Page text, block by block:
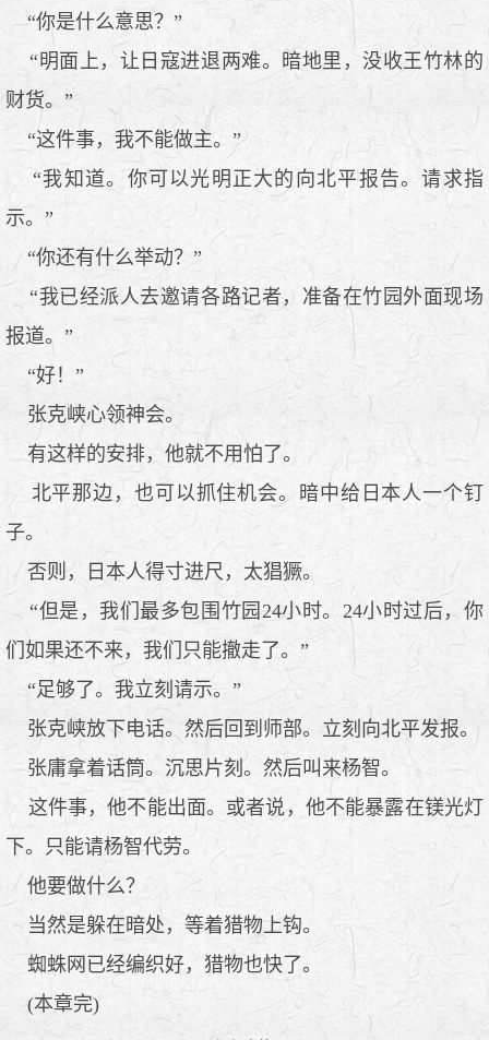
“你是什么意思？”
“明面上，让日寇进退两难。暗地里，没收王竹林的
财货。”
“这件事，我不能做主。”
“我知道。你可以光明正大的向北平报告。请求指
示。”
“你还有什么举动？”
“我已经派人去邀请各路记者，准备在竹园外面现场
报道。”
“好！”
张克峡心领神会。
有这样的安排，他就不用怕了。
北平那边，也可以抓住机会。暗中给日本人一个钉
子。
否则，日本人得寸进尺，太猖獗。
“但是，我们最多包围竹园24小时。24小时过后，你
们如果还不来，我们只能撤走了。”
“足够了。我立刻请示。”
张克峡放下电话。然后回到师部。立刻向北平发报。
张庸拿着话筒。沉思片刻。然后叫来杨智。
这件事，他不能出面。或者说，他不能暴露在镁光灯
下。只能请杨智代劳。
他要做什么？
当然是躲在暗处，等着猎物上钩。
蜘蛛网已经编织好，猎物也快了。
(本章完)